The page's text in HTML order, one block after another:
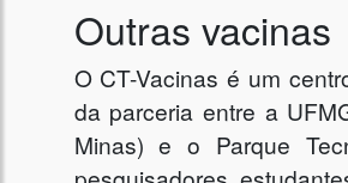
Outras vacinas
O CT-Vacinas é um
da parceria entre a
Minas) e o Parque